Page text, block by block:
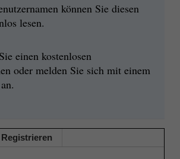
können Sie diesen
lesen.
einen kostenlosen
oder melden Sie sich mit einem
Registrieren